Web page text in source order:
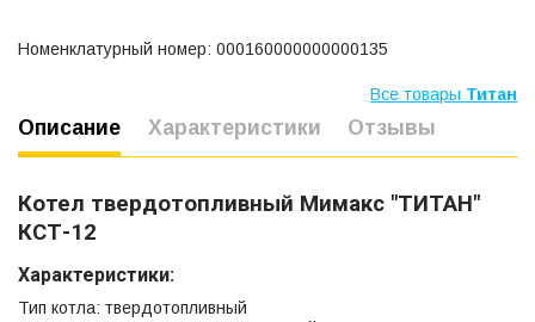
Номенклатурный номер: 000160000000000135
Все товары Титан
Описание Характеристики Отзывы
Котел твердотопливный Мимакс "ТИТАН"
КСТ-12
Характеристики:
Тип котла: твердотопливный